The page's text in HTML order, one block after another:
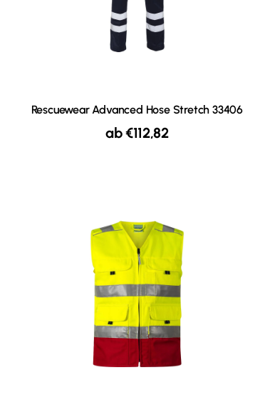
Rescuewear Advanced Hose Stretch 33406
ab€112,82